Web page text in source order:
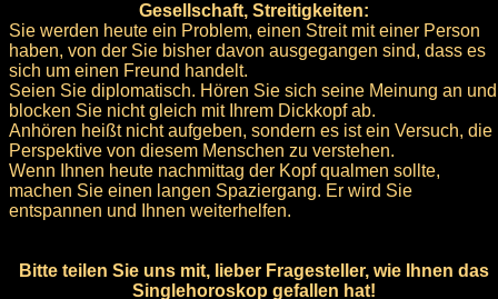
Gesellschaft, Streitigkeiten:
Sie werden heute ein Problem, einen Streit mit einer Person
haben, von der Sie bisher davon ausgegangen sind, dass es
sich um einen Freund handelt.
Seien Sie diplomatisch. Hören Sie sich seine Meinung an und
blocken Sie nicht gleich mit Ihrem Dickkopf ab.
Anhören heißt nicht aufgeben, sondern es ist ein Versuch, die
Perspektive von diesem Menschen zu verstehen.
Wenn Ihnen heute nachmittag der Kopf qualmen sollte,
machen Sie einen langen Spaziergang. Er wird Sie
entspannen und Ihnen weiterhelfen.
Bitte teilen Sie uns mit, lieber Fragesteller, wie Ihnen das
Singlehoroskop gefallen hat!